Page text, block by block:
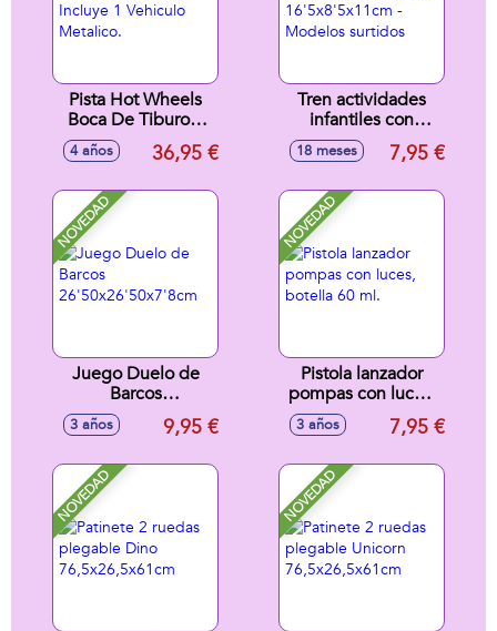
Pista Hot Wheels
Boca De Tiburon.
Incluye 1 Vehiculo
Metalico.
4 años 36,95 €
Tren actividades
infantiles con
sonidos
16'5x8'5x11cm -
18 meses 7,95 €
NOVEDAD
Juego Duelo de
Barcos
26'50x26'50x7'8cm
3 años 9,95 €
NOVEDAD
Pistola lanzador
pompas con luces,
botella 60 ml.
3 años 7,95 €
NOVEDAD NOVEDAD